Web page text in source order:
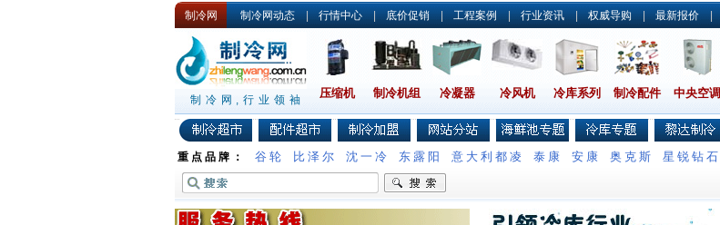
制冷网 制冷网动态 | 行情中心 | 底价促销 | 工程案例 | 行业资讯 | 权威导购 | 最新报价 |
制冷网,行业领袖 压缩机 制冷机组 冷凝器 冷风机 冷库系列 制冷配件 中央空调
重点品牌： 谷轮 比泽尔 沈一冷 东露阳 意大利都凌 泰康 安康 奥克斯 星锐钻石